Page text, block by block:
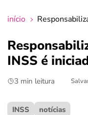
crédito fácil
últimas notícias
ferramentas
início
INSS é
3 min leitura
INSS notícias